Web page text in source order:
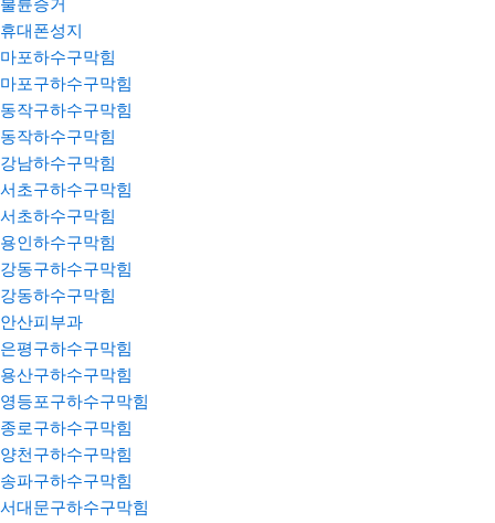
불륜증거
휴대폰성지
마포하수구막힘
마포구하수구막힘
동작구하수구막힘
동작하수구막힘
강남하수구막힘
서초구하수구막힘
서초하수구막힘
용인하수구막힘
강동구하수구막힘
강동하수구막힘
안산피부과
은평구하수구막힘
용산구하수구막힘
영등포구하수구막힘
종로구하수구막힘
양천구하수구막힘
송파구하수구막힘
서대문구하수구막힘